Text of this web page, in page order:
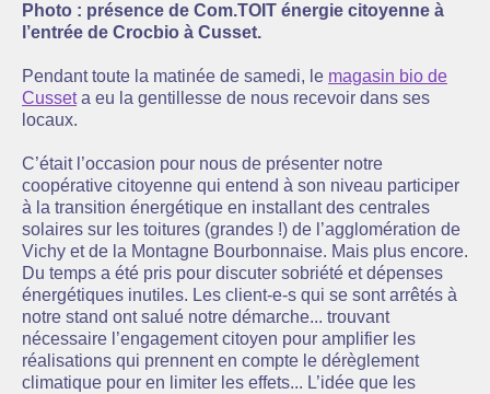
Photo : présence de Com.TOIT énergie citoyenne à
l’entrée de Crocbio à Cusset.
Pendant toute la matinée de samedi, le magasin bio de
Cusseta eu la gentillesse de nous recevoir dans ses
locaux.
C’était l’occasion pour nous de présenter notre
coopérative citoyenne qui entend à son niveau participer
à la transition énergétique en installant des centrales
solaires sur les toitures (grandes !) de l’agglomération de
Vichy et de la Montagne Bourbonnaise. Mais plus encore.
Du temps a été pris pour discuter sobriété et dépenses
énergétiques inutiles. Les client-e-s qui se sont arrêtés à
notre stand ont salué notre démarche... trouvant
nécessaire l’engagement citoyen pour amplifier les
réalisations qui prennent en compte le dérèglement
climatique pour en limiter les effets... L’idée que les